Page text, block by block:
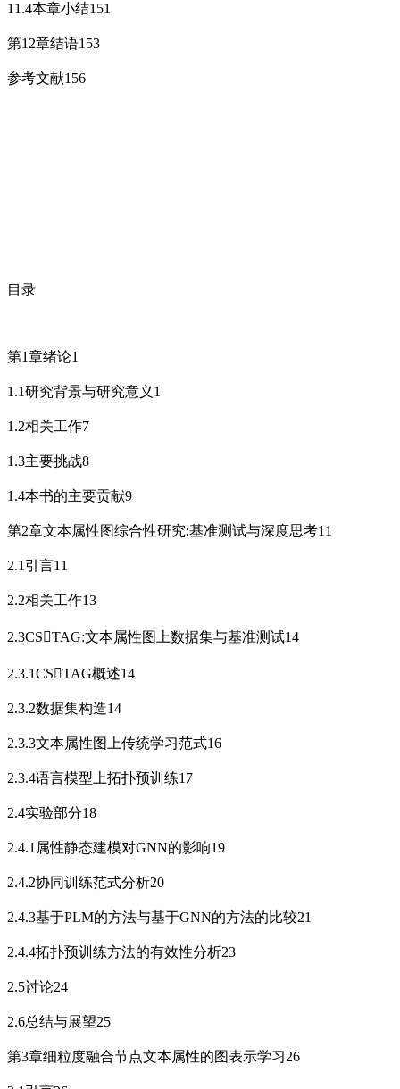
11.4本章小结151
第12章结语153
参考文献156
目录
第1章绪论1
1.1研究背景与研究意义1
1.2相关工作7
1.3主要挑战8
1.4本书的主要贡献9
第2章文本属性图综合性研究:基准测试与深度思考11
2.1引言11
2.2相关工作13
2.3CSTAG:文本属性图上数据集与基准测试14
2.3.1CSTAG概述14
2.3.2数据集构造14
2.3.3文本属性图上传统学习范式16
2.3.4语言模型上拓扑预训练17
2.4实验部分18
2.4.1属性静态建模对GNN的影响19
2.4.2协同训练范式分析20
2.4.3基于PLM的方法与基于GNN的方法的比较21
2.4.4拓扑预训练方法的有效性分析23
2.5讨论24
2.6总结与展望25
第3章细粒度融合节点文本属性的图表示学习26